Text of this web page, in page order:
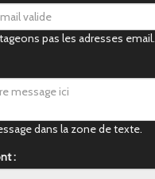
pas les adresses email.
dans la zone de texte.
: